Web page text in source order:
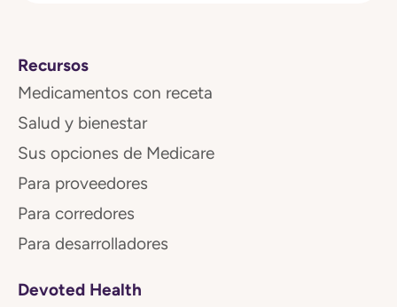
Recursos
Medicamentos con receta
Salud y bienestar
Sus opciones de Medicare
Para proveedores
Para corredores
Para desarrolladores
Devoted Health